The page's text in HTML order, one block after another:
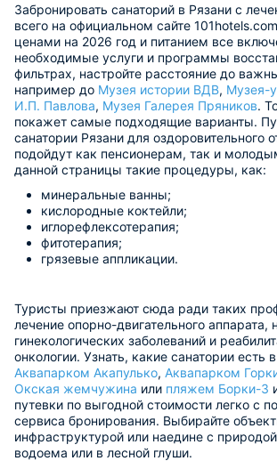
Забронировать санаторий в Рязани с
всего на официальном сайте
ценами на 2026 год и питанием все
необходимые услуги и программы
фильтрах, настройте расстояние до
например до Музея истории ВДВ, Музея-
И.П. Павлова, Музея Галерея Пряников.
покажет самые подходящие варианты.
санатории Рязани для оздоровительного
подойдут как пенсионерам, так и
данной страницы такие процедуры, как:
минеральные ванны;
кислородные коктейли;
иглорефлексотерапия;
фитотерапия;
грязевые аппликации.
Туристы приезжают сюда ради таких
лечение опорно-двигательного
гинекологических заболеваний и
онкологии. Узнать, какие санатории есть
Аквапарком Акапулько, Аквапарком
Окская жемчужина или пляжем Борки-3
путевки по выгодной стоимости легко с
сервиса бронирования. Выбирайте
инфраструктурой или наедине с
водоема или в лесной глуши.